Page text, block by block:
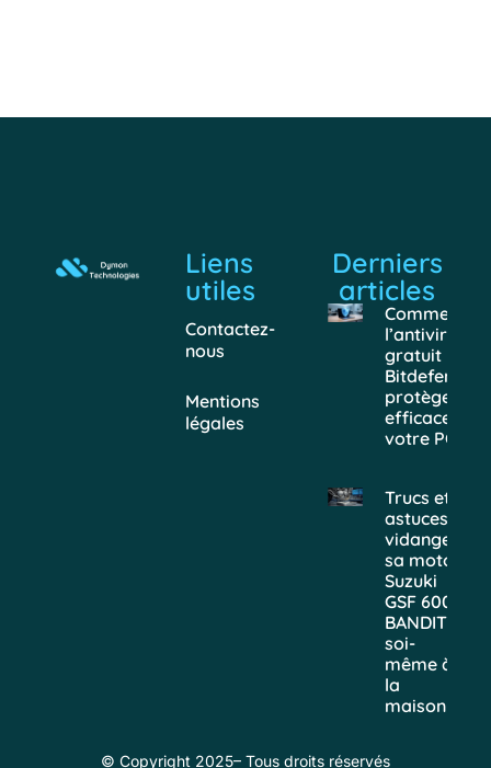
Liens
utiles
Contactez-
nous
Mentions
légales
Derniers
articles
Comment
l’antivirus
gratuit
Bitdefender
protège
votre PC
Trucs et
astuces :
vidanger
sa moto
Suzuki
GSF 600
BANDIT
soi-
même à
la
maison
© Copyright 2025– Tous droits réservés